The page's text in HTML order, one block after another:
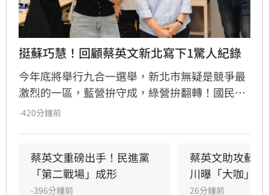
挺蘇巧慧！回顧蔡英文新北寫下1驚人紀錄
今年底將舉行九合一選舉，新北市無疑是競爭最
激烈的一區，藍營拚守成，綠營拚翻轉！國民黨
參選人李四川與民進黨參選人蘇巧慧民調更是呈
主委時，蔡英文一口就答應。完成兩屆總統任期
的蔡英文，除了挾帶超高人氣之外，新北更是她
的「政壇起家厝」，三度在此橫掃百萬票，有望
-420分鐘前
蔡英文重磅出手！民進黨
「第二戰場」成形
-396分鐘前
蔡英文助攻蘇
川曝「大咖」應
26分鐘前